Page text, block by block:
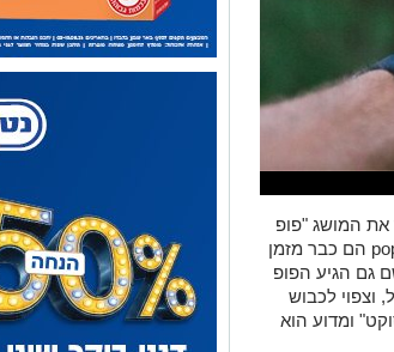
את המושג "פופ
סוקט" (popsocket), המגיע מתחום האביזרים לסלולר. pop-sockets הם כבר מזמן
גם הגיע הפופ
וצפוי לכבוש
ומדוע הוא